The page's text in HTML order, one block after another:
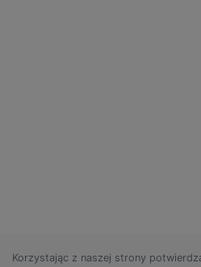
Korzystając z naszej strony